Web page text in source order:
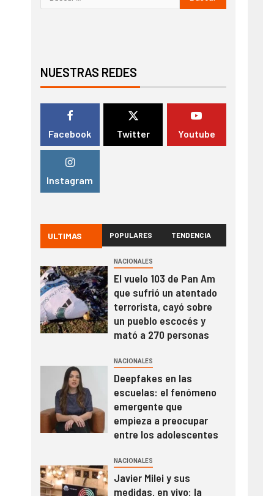
NUESTRAS REDES
Facebook Twitter Youtube
Instagram
ULTIMAS POPULARES TENDENCIA
NACIONALES
El vuelo 103 de Pan Am
que sufrió un atentado
terrorista, cayó sobre
un pueblo escocés y
mató a 270 personas
NACIONALES
Deepfakes en las
escuelas: el fenómeno
emergente que
empieza a preocupar
entre los adolescentes
NACIONALES
Javier Milei y sus
medidas, en vivo: la